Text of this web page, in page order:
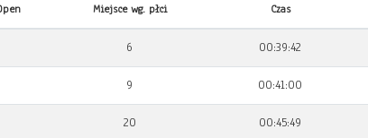
Miejsce wg. płci Czas
6 00:39:42
9 00:41:00
20 00:45:49